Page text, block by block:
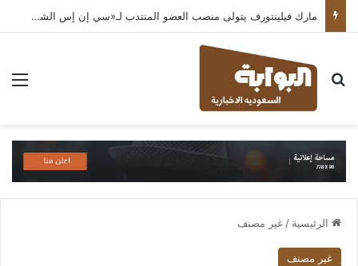
مارك فيلينتورف يتولى منصب العضو المنتدب لـ«سي إن إس الشرق الأوسط» ويشرف على شركات قطاع التكنولوجيا ضمن مجموعة غباش
بحث عن
الرئيسية / غير مصنف
غير مصنف